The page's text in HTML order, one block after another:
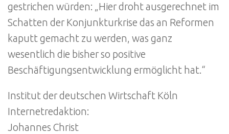
gestrichen würden: „Hier droht ausgerechnet im
Schatten der Konjunkturkrise das an Reformen
kaputt gemacht zu werden, was ganz
wesentlich die bisher so positive
Beschäftigungsentwicklung ermöglicht hat.“
Institut der deutschen Wirtschaft Köln
Internetredaktion:
Johannes Christ